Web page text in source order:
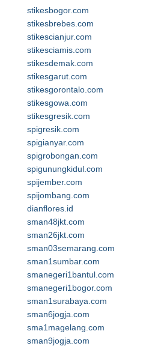
stikesbogor.com
stikesbrebes.com
stikescianjur.com
stikesciamis.com
stikesdemak.com
stikesgarut.com
stikesgorontalo.com
stikesgowa.com
stikesgresik.com
spigresik.com
spigianyar.com
spigrobongan.com
spigunungkidul.com
spijember.com
spijombang.com
dianflores.id
sman48jkt.com
sman26jkt.com
sman03semarang.com
sman1sumbar.com
smanegeri1bantul.com
smanegeri1bogor.com
sman1surabaya.com
sman6jogja.com
sma1magelang.com
sman9jogja.com